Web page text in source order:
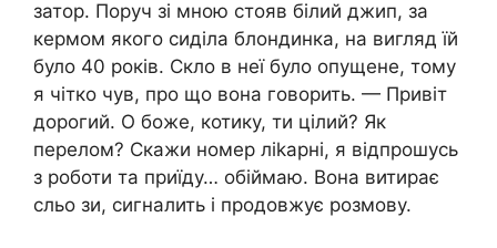
затор. Поруч зі мною стояв білий джип, за
кермом якого сиділа блондинка, на вигляд їй
було 40 років. Скло в неї було опущене, тому
я чітко чув, про що вона говорить. — Привіт
дорогий. О боже, котику, ти цілий? Як
перелом? Скажи номер ліkарні, я відпрошусь
з роботи та приїду… обіймаю. Вона витирає
сльо зи, сигналить і продовжує розмову.